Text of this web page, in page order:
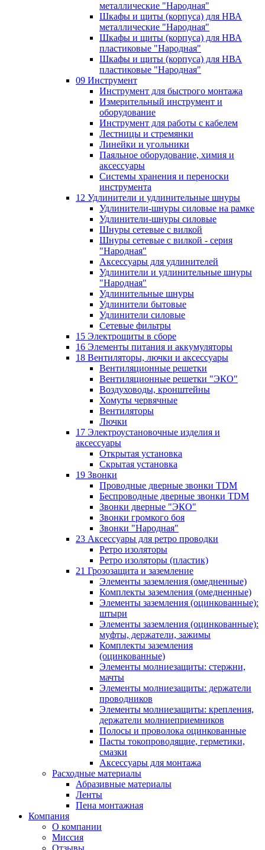
металлические "Народная"
Шкафы и щиты (корпуса) для НВА
металлические "Народная"
Шкафы и щиты (корпуса) для НВА
пластиковые "Народная"
Шкафы и щиты (корпуса) для НВА
пластиковые "Народная"
09 Инструмент
Инструмент для быстрого монтажа
Измерительный инструмент и
оборудование
Инструмент для работы с кабелем
Лестницы и стремянки
Линейки и угольники
Паяльное оборудование, химия и
аксессуары
Системы хранения и переноски
инструмента
12 Удлинители и удлинительные шнуры
Удлинители-шнуры силовые на рамке
Удлинители-шнуры силовые
Шнуры сетевые с вилкой
Шнуры сетевые с вилкой - серия
"Народная"
Аксессуары для удлинителей
Удлинители и удлинительные шнуры
"Народная"
Удлинительные шнуры
Удлинители бытовые
Удлинители силовые
Сетевые фильтры
15 Электрощиты в сборе
16 Элементы питания и аккумуляторы
18 Вентиляторы, лючки и аксессуары
Вентиляционные решетки
Вентиляционные решетки "ЭКО"
Воздуховоды, кронштейны
Хомуты червячные
Вентиляторы
Лючки
17 Электроустановочные изделия и
аксессуары
Открытая установка
Скрытая установка
19 Звонки
Проводные дверные звонки TDM
Беспроводные дверные звонки TDM
Звонки дверные "ЭКО"
Звонки громкого боя
Звонки "Народная"
23 Аксессуары для ретро проводки
Ретро изоляторы
Ретро изоляторы (пластик)
21 Грозозащита и заземление
Элементы заземления (омедненные)
Комплекты заземления (омедненные)
Элементы заземления (оцинкованные):
штыри
Элементы заземления (оцинкованные):
муфты, держатели, зажимы
Комплекты заземления
(оцинкованные)
Элементы молниезащиты: стержни,
мачты
Элементы молниезащиты: держатели
проводников
Элементы молниезащиты: крепления,
держатели молниеприемников
Полосы и проволока оцинкованные
Пасты токопроводящие, герметики,
смазки
Аксессуары для монтажа
Расходные материалы
Абразивные материалы
Ленты
Пена монтажная
Компания
О компании
Миссия
Отзывы